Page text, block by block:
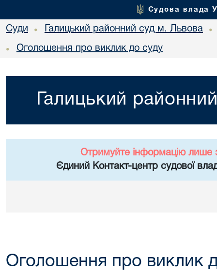
Судова влада
Суди • Галицький районний суд м. Львова •
• Оголошення про виклик до суду
Галицький
Отримуйте інформацію лише
Єдиний Контакт-центр судової
Оголошення про виклик